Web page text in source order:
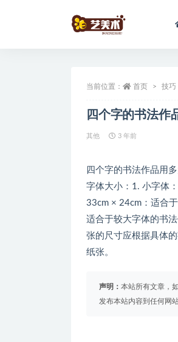
当前位置： 首页 技巧
四个字的书法作
其他 3 年前
四个字的书法作品用
字体大小：1. 小字体
33cm × 24cm：适合
适合于较大字体的书
张的尺寸应根据具体
纸张。
声明： 本站所有文章，
发布本站内容到任何网